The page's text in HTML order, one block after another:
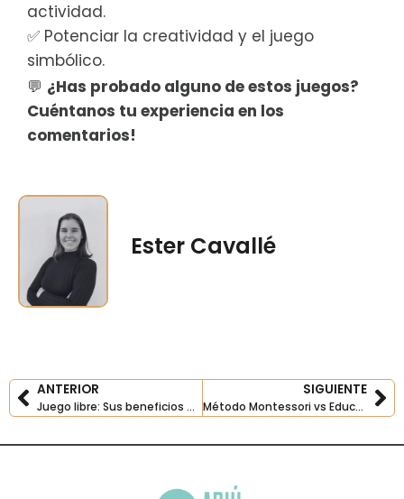
actividad.
✅ Potenciar la creatividad y el juego
simbólico.
💬 ¿Has probado alguno de estos juegos?
Cuéntanos tu experiencia en los
comentarios!
Ester Cavallé
Prev
ANTERIOR
Juego libre: Sus beneficios en el desarrollo infantil
SIGUIENTE
Método Montessori vs Educación Tradicional: ¿Cuál es mejor para los niños/as?